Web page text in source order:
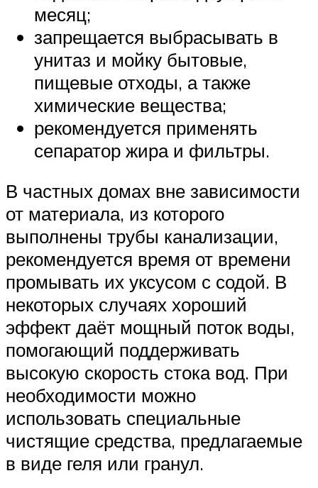
месяц;
запрещается выбрасывать в
унитаз и мойку бытовые,
пищевые отходы, а также
химические вещества;
рекомендуется применять
сепаратор жира и фильтры.
В частных домах вне зависимости
от материала, из которого
выполнены трубы канализации,
рекомендуется время от времени
промывать их уксусом с содой. В
некоторых случаях хороший
эффект даёт мощный поток воды,
помогающий поддерживать
высокую скорость стока вод. При
необходимости можно
использовать специальные
чистящие средства, предлагаемые
в виде геля или гранул.